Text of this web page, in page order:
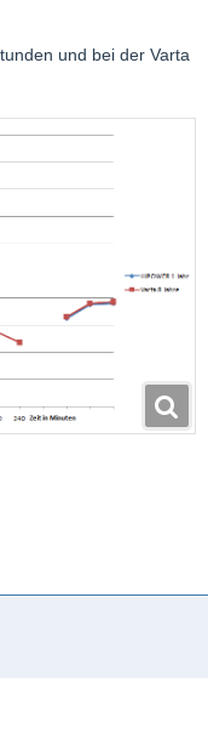
und bei der Varta